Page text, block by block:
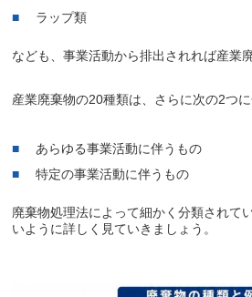
ラップ類
なども、事業活動から排出されれば産業
産業廃棄物の20種類は、さらに次の2つに
あらゆる事業活動に伴うもの
特定の事業活動に伴うもの
廃棄物処理法によって細かく分類されて
いように詳しく見ていきましょう。